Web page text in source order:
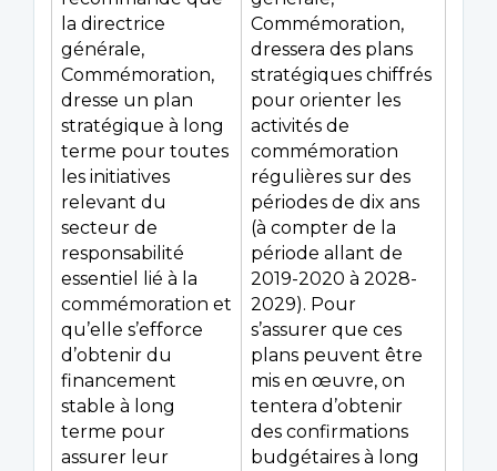
la directrice
générale,
Commémoration,
dresse un plan
stratégique à long
terme pour toutes
les initiatives
relevant du
secteur de
responsabilité
essentiel lié à la
commémoration et
qu’elle s’efforce
d’obtenir du
financement
stable à long
terme pour
assurer leur
Commémoration,
dressera des plans
stratégiques chiffrés
pour orienter les
activités de
commémoration
régulières sur des
périodes de dix ans
(à compter de la
période allant de
2019-2020 à 2028-
2029). Pour
s’assurer que ces
plans peuvent être
mis en œuvre, on
tentera d’obtenir
des confirmations
budgétaires à long